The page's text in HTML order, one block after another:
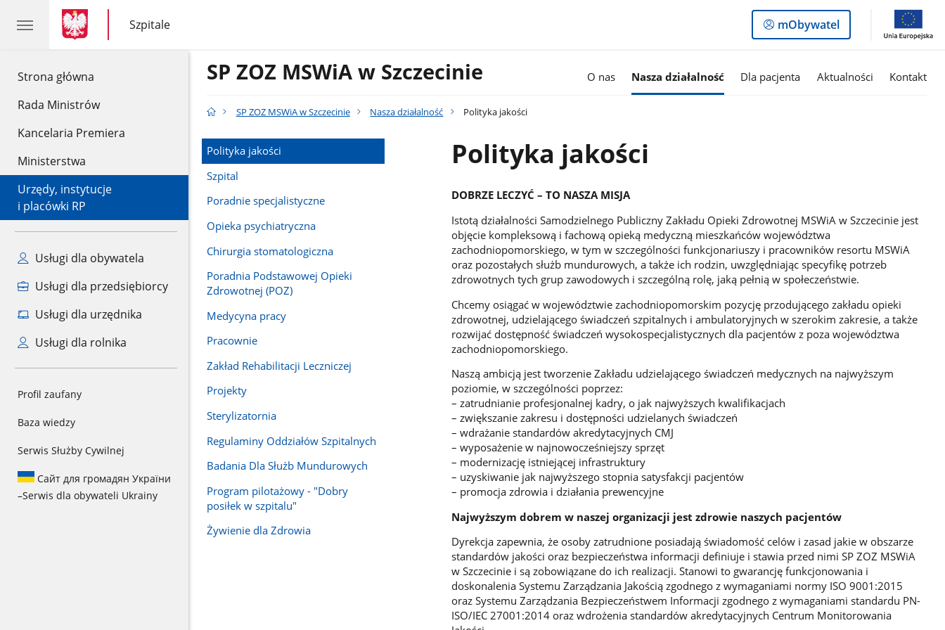
Strona główna
Rada Ministrów
Kancelaria Premiera
Ministerstwa
Urzędy, instytucje
i placówki RP
Usługi dla obywatela
Usługi dla przedsiębiorcy
Usługi dla urzędnika
Usługi dla rolnika
Profil zaufany
Baza wiedzy
Serwis Służby Cywilnej
Сайт для громадян України
–Serwis dla obywateli Ukrainy
gov.pl
gov.pl
Szpitale
gov.pl
Szpitale
Logowanie
do
mObywatel
SP ZOZ MSWiA w Szczecinie O nas Nasza działalność Dla pacjenta Aktualności Kontakt
SP ZOZ MSWiA w Szczecinie Nasza działalność Polityka jakości
Polityka jakości
Szpital
Poradnie specjalistyczne
Opieka psychiatryczna
Chirurgia stomatologiczna
Poradnia Podstawowej Opieki
Zdrowotnej (POZ)
Medycyna pracy
Pracownie
Zakład Rehabilitacji Leczniczej
Projekty
Sterylizatornia
Regulaminy Oddziałów Szpitalnych
Badania Dla Służb Mundurowych
Program pilotażowy - "Dobry
posiłek w szpitalu"
Żywienie dla Zdrowia
Polityka jakości
DOBRZE LECZYĆ – TO NASZA MISJA
Istotą działalności Samodzielnego Publiczny Zakładu Opieki Zdrowotnej MSWiA w Szczecinie jest
objęcie kompleksową i fachową opieką medyczną mieszkańców województwa
zachodniopomorskiego, w tym w szczególności funkcjonariuszy i pracowników resortu MSWiA
oraz pozostałych służb mundurowych, a także ich rodzin, uwzględniając specyfikę potrzeb
zdrowotnych tych grup zawodowych i szczególną rolę, jaką pełnią w społeczeństwie.
Chcemy osiągać w województwie zachodniopomorskim pozycję przodującego zakładu opieki
zdrowotnej, udzielającego świadczeń szpitalnych i ambulatoryjnych w szerokim zakresie, a także
rozwijać dostępność świadczeń wysokospecjalistycznych dla pacjentów z poza województwa
zachodniopomorskiego.
Naszą ambicją jest tworzenie Zakładu udzielającego świadczeń medycznych na najwyższym
poziomie, w szczególności poprzez:
– zatrudnianie profesjonalnej kadry, o jak najwyższych kwalifikacjach
– zwiększanie zakresu i dostępności udzielanych świadczeń
– wdrażanie standardów akredytacyjnych CMJ
– wyposażenie w najnowocześniejszy sprzęt
– modernizację istniejącej infrastruktury
– uzyskiwanie jak najwyższego stopnia satysfakcji pacjentów
– promocja zdrowia i działania prewencyjne
Najwyższym dobrem w naszej organizacji jest zdrowie naszych pacjentów
Dyrekcja zapewnia, że osoby zatrudnione posiadają świadomość celów i zasad jakie w obszarze
standardów jakości oraz bezpieczeństwa informacji definiuje i stawia przed nimi SP ZOZ MSWiA
w Szczecinie i są zobowiązane do ich realizacji. Stanowi to gwarancję funkcjonowania i
doskonalenia Systemu Zarządzania Jakością zgodnego z wymaganiami normy ISO 9001:2015
oraz Systemu Zarządzania Bezpieczeństwem Informacji zgodnego z wymaganiami standardu PN-
ISO/IEC 27001:2014 oraz wdrożenia standardów akredytacyjnych Centrum Monitorowania